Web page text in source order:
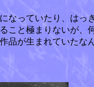
っていたり、はっ
と極まりないが、
品が生まれていたな